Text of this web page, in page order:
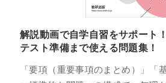
解説動画で自学自習をサポート
テスト準備まで使える問題集！
「要項（重要事項のまとめ）」「